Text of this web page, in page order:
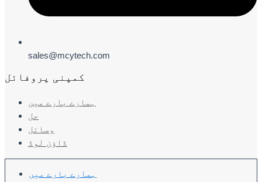
sales@mcytech.com
کمپنی پروفائل
ہمارے بارے میں
حل
وسائل
ڈاؤن لوڈ
ہمارے بارے میں